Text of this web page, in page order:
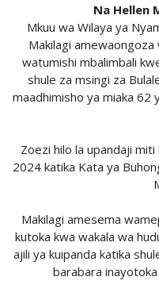
Na Hellen
Mkuu wa Wilaya ya
Makilagi amewaongoza
watumishi mbalimbali
shule za msingi za
maadhimisho ya miaka 62
Zoezi hilo la upandaji
2024 katika Kata ya
Makilagi amesema
kutoka kwa wakala wa
ajili ya kuipanda katika
barabara